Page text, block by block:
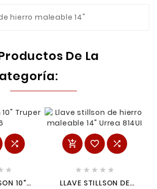
hierro maleable 14"
De La


10"
  
    
LLAVE STILLSON DE